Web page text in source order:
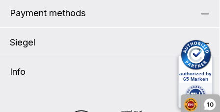
10
Payment methods
Siegel
Info